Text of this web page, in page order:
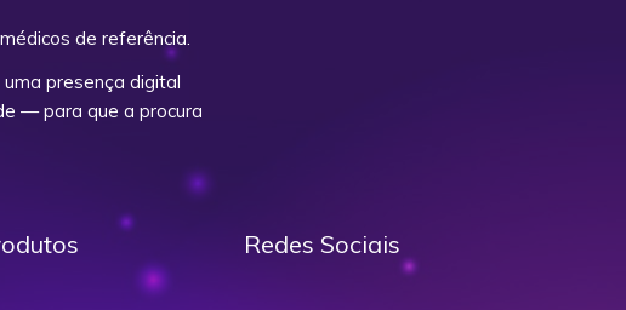
de referência.
presença digital
— para que a procura
Redes Sociais